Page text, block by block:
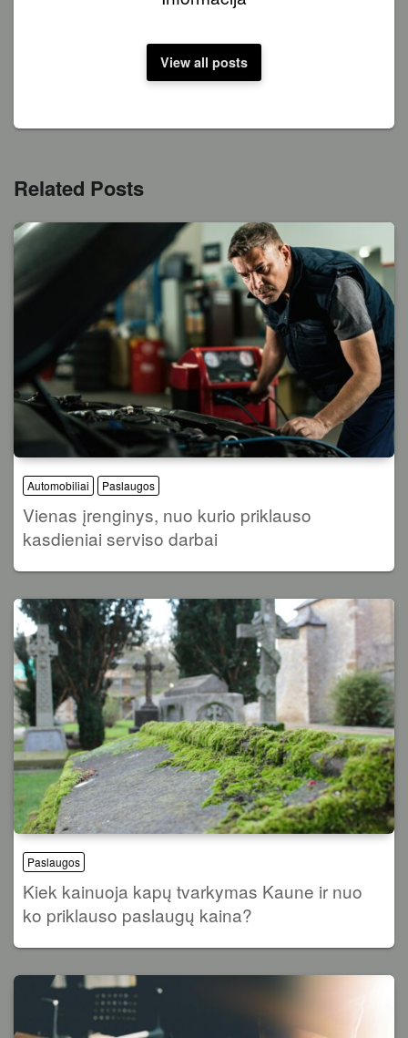
View all posts
Related Posts
Automobiliai Paslaugos
Vienas įrenginys, nuo kurio priklauso
kasdieniai serviso darbai
Paslaugos
Kiek kainuoja kapų tvarkymas Kaune ir nuo
ko priklauso paslaugų kaina?